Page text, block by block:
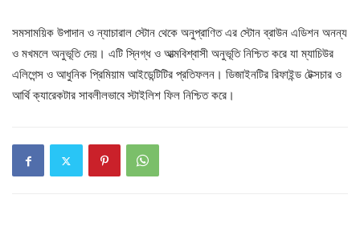
সমসাময়িক উপাদান ও ন্যাচারাল স্টোন থেকে অনুপ্রাণিত এর স্টোন ব্রাউন এডিশন অনন্য
ও মখমলে অনুভূতি দেয়। এটি স্নিগ্ধ ও আত্মবিশ্বাসী অনুভূতি নিশ্চিত করে যা ম্যাচিউর
এলিগেন্স ও আধুনিক প্রিমিয়াম আইডেন্টিটির প্রতিফলন। ডিজাইনটির রিফাইন্ড টেক্সচার ও
আর্থি ক্যারেকটার সাবলীলভাবে স্টাইলিশ ফিল নিশ্চিত করে।